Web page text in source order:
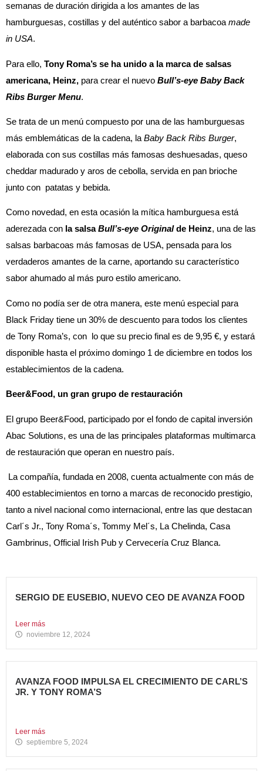
SERGIO DE EUSEBIO, NUEVO CEO DE AVANZA FOOD
Leer más
noviembre 12, 2024
AVANZA FOOD IMPULSA EL CRECIMIENTO DE CARL’S
JR. Y TONY ROMA’S
Leer más
septiembre 5, 2024
semanas de duración dirigida a los amantes de las
hamburguesas, costillas y del auténtico sabor a barbacoa made
in USA.
Para ello, Tony Roma’s se ha unido a la marca de salsas
americana, Heinz, para crear el nuevo Bull’s-eye Baby Back
Ribs Burger Menu.
Se trata de un menú compuesto por una de las hamburguesas
más emblemáticas de la cadena, la Baby Back Ribs Burger,
elaborada con sus costillas más famosas deshuesadas, queso
cheddar madurado y aros de cebolla, servida en pan brioche
junto con patatas y bebida.
Como novedad, en esta ocasión la mítica hamburguesa está
aderezada con la salsaBull’s-eye Original de Heinz, una de las
salsas barbacoas más famosas de USA, pensada para los
verdaderos amantes de la carne, aportando su característico
sabor ahumado al más puro estilo americano.
Como no podía ser de otra manera, este menú especial para
Black Friday tiene un 30% de descuento para todos los clientes
de Tony Roma’s, con lo que su precio final es de 9,95 €, y estará
disponible hasta el próximo domingo 1 de diciembre en todos los
establecimientos de la cadena.
Beer&Food, un gran grupo de restauración
El grupo Beer&Food, participado por el fondo de capital inversión
Abac Solutions, es una de las principales plataformas multimarca
de restauración que operan en nuestro país.
La compañía, fundada en 2008, cuenta actualmente con más de
400 establecimientos en torno a marcas de reconocido prestigio,
tanto a nivel nacional como internacional, entre las que destacan
Carl´s Jr., Tony Roma´s, Tommy Mel´s, La Chelinda, Casa
Gambrinus, Official Irish Pub y Cervecería Cruz Blanca.